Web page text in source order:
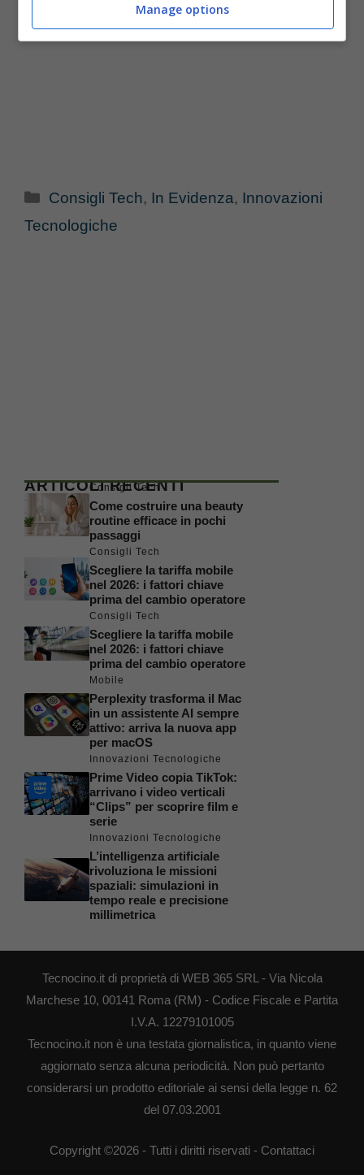
Categorie
Consigli Tech, In Evidenza, Innovazioni
Tecnologiche
ARTICOLI RECENTI
Consigli Tech
Come costruire una beauty
routine efficace in pochi
passaggi
Consigli Tech
Scegliere la tariffa mobile
nel 2026: i fattori chiave
prima del cambio operatore
Consigli Tech
Scegliere la tariffa mobile
nel 2026: i fattori chiave
prima del cambio operatore
Mobile
Perplexity trasforma il Mac
in un assistente AI sempre
attivo: arriva la nuova app
per macOS
Innovazioni Tecnologiche
Prime Video copia TikTok:
arrivano i video verticali
“Clips” per scoprire film e
serie
Innovazioni Tecnologiche
L’intelligenza artificiale
rivoluziona le missioni
spaziali: simulazioni in
tempo reale e precisione
millimetrica
Tecnocino.it di proprietà di WEB 365 SRL - Via Nicola
Marchese 10, 00141 Roma (RM) - Codice Fiscale e Partita
I.V.A. 12279101005
Tecnocino.it non è una testata giornalistica, in quanto viene
aggiornato senza alcuna periodicità. Non può pertanto
considerarsi un prodotto editoriale ai sensi della legge n. 62
del 07.03.2001
Copyright ©2026 - Tutti i diritti riservati - Contattaci
Manage options